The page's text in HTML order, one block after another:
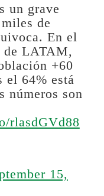
un grave
de
En el
de LATAM,
+60
el 64% está
números son
rlasdGVd88
15,